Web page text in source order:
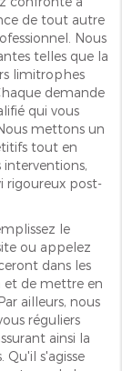
de tout autre
Nous
telles que la
limitrophes
demande
qui vous
mettons un
tout en
rigoureux post-
le
ou appelez
dans les
et de mettre en
ailleurs, nous
réguliers
ainsi la
Qu'il s'agisse